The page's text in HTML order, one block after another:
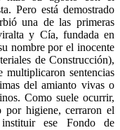
Pero está demostrado
una de las primeras
y Cía, fundada en
nombre por el inocente
de Construcción),
sentencias
del amianto vivas o
Como suele ocurrir,
por higiene, cerraron el
ese Fondo de